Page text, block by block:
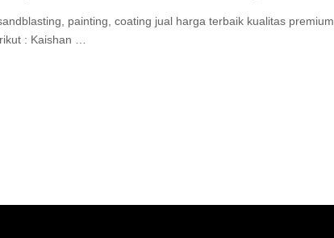
painting, coating jual harga terbaik kualitas premium.
: Kaishan …